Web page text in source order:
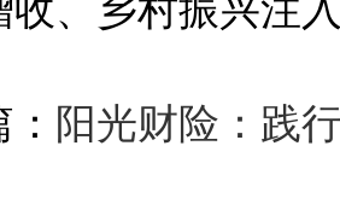
收、乡村振兴注
阳光财险：践